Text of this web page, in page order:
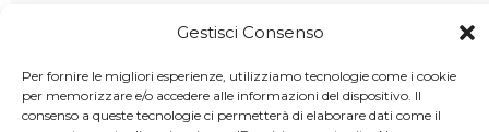
Gestisci Consenso
Per fornire le migliori esperienze, utilizziamo tecnologie come i cookie
per memorizzare e/o accedere alle informazioni del dispositivo. Il
consenso a queste tecnologie ci permetterà di elaborare dati come il
Copyright © 2025 MondoCane.Top - Tutti i diritti sono
riservati